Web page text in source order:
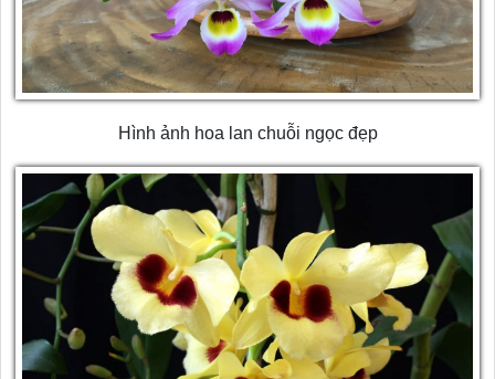
Hình ảnh hoa lan chuỗi ngọc đẹp